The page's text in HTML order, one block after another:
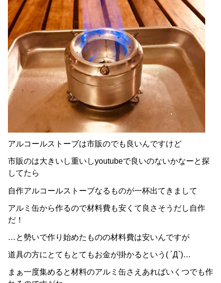
アルコールストーブは市販のでも良いんですけど
市販のは大きいし重いしyoutubeで良いのないかなーと探
してたら
自作アルコールストーブなるものが一杯出てきまして
アルミ缶から作るので材料費も安くて良さそうだし自作
だ！
…と勢いで作り始めたものの材料費は安いんですが
道具の方にとてもとてもお金が掛かるという( ´Д`)…
まぁ一度集めると材料のアルミ缶さえあればいくつでも作